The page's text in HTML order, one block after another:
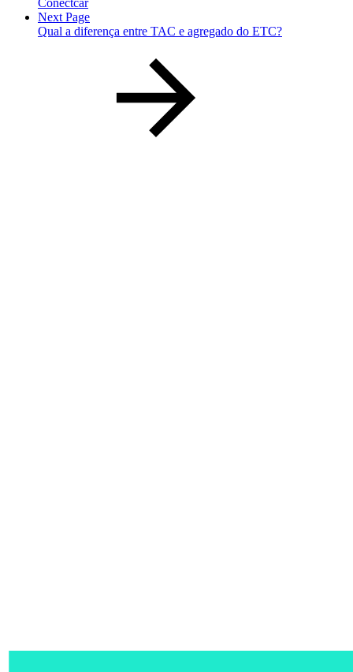
Conectcar
Next Page
Qual a diferença entre TAC e agregado do ETC?